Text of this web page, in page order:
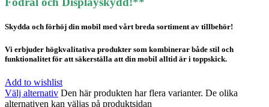
Skydda och förhöj din mobil med vårt breda sortiment av tillbehör!
Vi erbjuder högkvalitativa produkter som kombinerar både stil och
funktionalitet för att säkerställa att din mobil alltid är i toppskick.
Add to wishlist
Välj alternativ Den här produkten har flera varianter. De olika
alternativen kan väljas på produktsidan